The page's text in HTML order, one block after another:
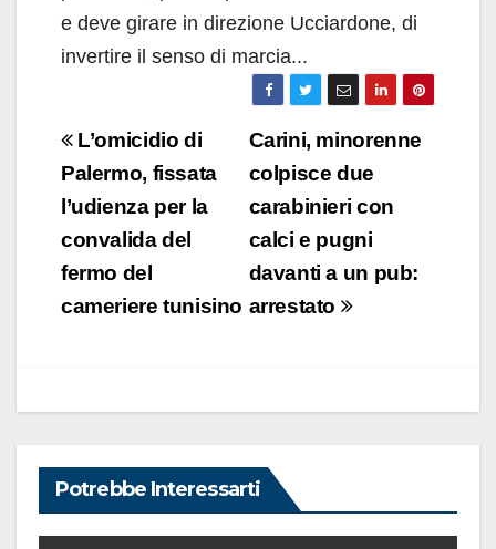
e deve girare in direzione Ucciardone, di
invertire il senso di marcia...
Navigazione
articoli
Carini, minorenne
colpisce due
carabinieri con
calci e pugni
davanti a un pub:
arrestato
L’omicidio di
Palermo, fissata
l’udienza per la
convalida del
fermo del
cameriere tunisino
Potrebbe Interessarti